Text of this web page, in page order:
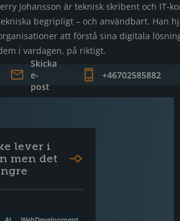
Johansson är teknisk skribent och IT-
begripligt – och användbart. Han
att förstå sina digitala
i vardagen, på riktigt.
Skicka
e-
post
+46702585882
lever i
men det